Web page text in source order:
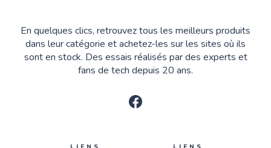
En quelques clics, retrouvez tous les meilleurs produits
dans leur catégorie et achetez-les sur les sites où ils
sont en stock. Des essais réalisés par des experts et
fans de tech depuis 20 ans.